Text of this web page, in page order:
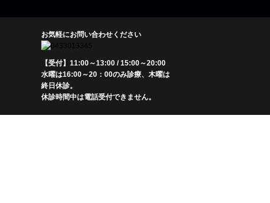
お気軽にお問い合わせください
【受付】11:00～13:00 / 15:00～20:00
水曜は16:00～20：00のみ診療、木曜は
終日休診。
休診時間中は電話受付できません。